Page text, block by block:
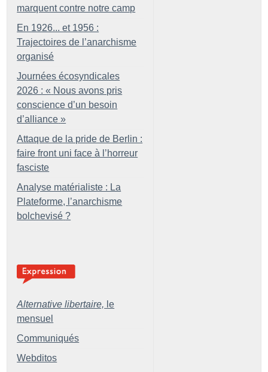
marquent contre notre camp
En 1926... et 1956 :
Trajectoires de l’anarchisme
organisé
Journées écosyndicales
2026 : « Nous avons pris
conscience d’un besoin
d’alliance »
Attaque de la pride de Berlin :
faire front uni face à l’horreur
fasciste
Analyse matérialiste : La
Plateforme, l’anarchisme
bolchevisé ?
Alternative libertaire, le
mensuel
Communiqués
Webditos